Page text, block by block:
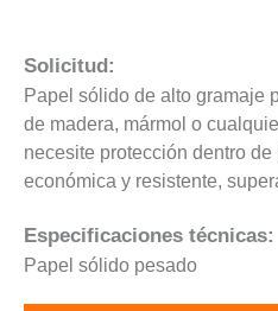
Solicitud:
Papel sólido de alto gramaje
de madera, mármol o
necesite protección dentro
económica y resistente,
Especificaciones técnicas:
Papel sólido pesado